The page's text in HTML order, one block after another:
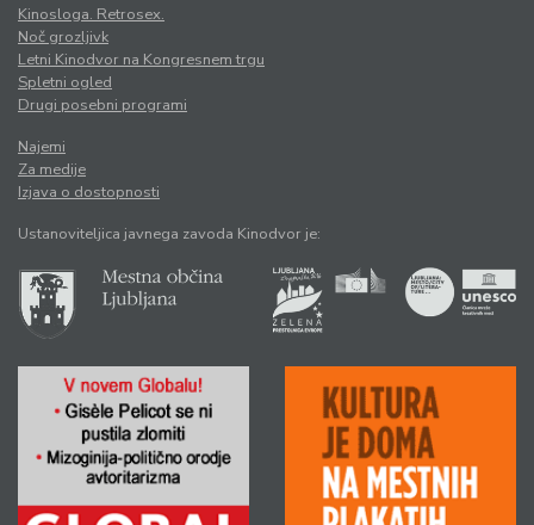
Kinosloga. Retrosex.
Noč grozljivk
Letni Kinodvor na Kongresnem trgu
Spletni ogled
Drugi posebni programi
Najemi
Za medije
Izjava o dostopnosti
Ustanoviteljica javnega zavoda Kinodvor je: